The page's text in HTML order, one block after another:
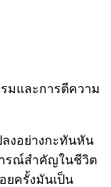
มและการตีความ
ลงอย่างกะทันหัน
ารณ์สำคัญในชีวิต
ยครั้งมันเป็น